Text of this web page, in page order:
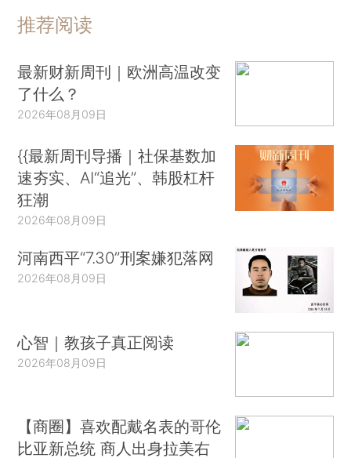
推荐阅读
最新财新周刊｜欧洲高温改变
了什么？
2026年08月09日
{{最新周刊导播｜社保基数加
速夯实、AI“追光”、韩股杠杆
狂潮
2026年08月09日
河南西平“7.30”刑案嫌犯落网
2026年08月09日
心智｜教孩子真正阅读
2026年08月09日
【商圈】喜欢配戴名表的哥伦
比亚新总统 商人出身拉美右